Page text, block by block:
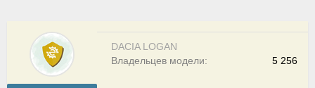
DACIA LOGAN
5 256
Владельцев модели: